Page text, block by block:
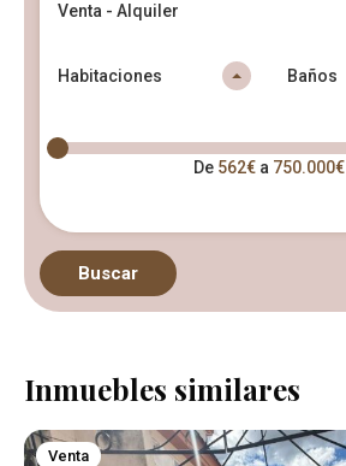
Venta - Alquiler
Habitaciones Baños
De 562€ a 750.000€
Buscar
Inmuebles similares
Venta